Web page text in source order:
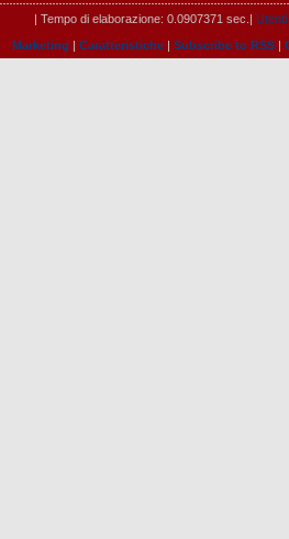
| Tempo di elaborazione: 0.0907371 sec.|
Marketing | Caratteristiche | Subscribe to RSS |